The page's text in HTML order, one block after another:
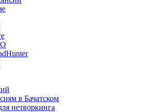
в Бачатском
нетворкинга